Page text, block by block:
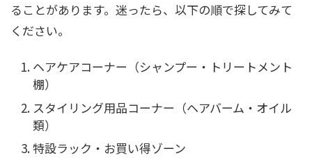
ることがあります。迷ったら、以下の順で探してみて
ください。
ヘアケアコーナー（シャンプー・トリートメント
棚）
スタイリング用品コーナー（ヘアバーム・オイル
類）
特設ラック・お買い得ゾーン